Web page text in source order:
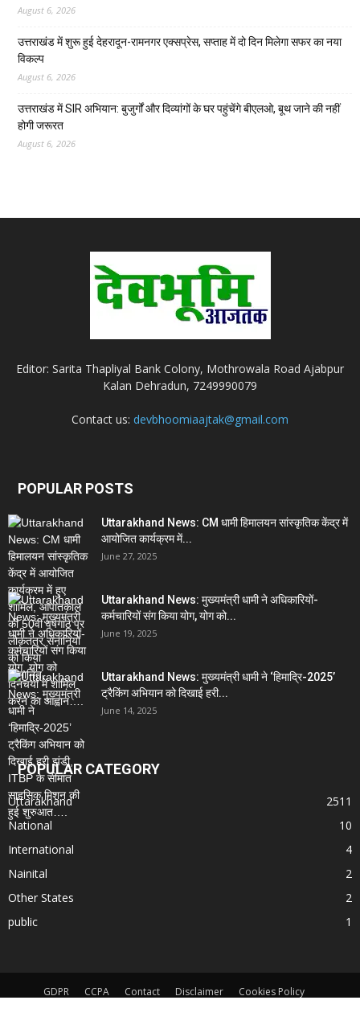
August 6, 2026
उत्तराखंड में शुरू हुई देहरादून-रामनगर एक्सप्रेस, सप्ताह में दो दिन मिलेगा सफर का नया
विकल्प
August 6, 2026
उत्तराखंड में SIR अभियान: बुजुर्गों और दिव्यांगों के घर पहुंचेंगे बीएलओ, बूथ जाने की नहीं
होगी जरूरत
August 6, 2026
Editor: Sarita Thapliyal Bank Colony, Mothrowala Road Ajabpur
Kalan Dehradun, 7249990079
Contact us: devbhoomiaajtak@gmail.com
POPULAR POSTS
Uttarakhand News: CM धामी हिमालयन सांस्कृतिक केंद्र में
आयोजित कार्यक्रम में...
June 27, 2025
Uttarakhand News: मुख्यमंत्री धामी ने अधिकारियों-
कर्मचारियों संग किया योग, योग को...
June 19, 2025
Uttarakhand News: मुख्यमंत्री धामी ने ‘हिमाद्रि-2025’
ट्रैकिंग अभियान को दिखाई हरी...
June 14, 2025
POPULAR CATEGORY
Uttarakhand
2511
National
10
International
4
Nainital
2
Other States
2
public
1
GDPR CCPA Contact Disclaimer
Cookies Policy